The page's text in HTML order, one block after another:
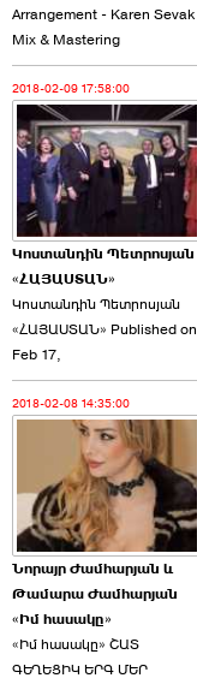
Ծառուկյանի փեսան
վնասել է ›››
2026-06-09 07:11:00
Այս ընդդիմությունը
կվերցնի ›››
2026-06-09 00:41:00
Որպես ընդդիմադիր
ընտրող՝ ›››
Arrangement - Karen Sevak
Mix & Mastering
2018-02-09 17:58:00
Կոստանդին Պետրոսյան
«ՀԱՅԱՍՏԱՆ»
Կոստանդին Պետրոսյան
«ՀԱՅԱՍՏԱՆ» Published on
Feb 17,
2018-02-08 14:35:00
Նորայր Ժամհարյան և
Թամարա Ժամհարյան
«Իմ հասակը»
«Իմ հասակը» ՇԱՏ
ԳԵՂԵՑԻԿ ԵՐԳ ՄԵՐ